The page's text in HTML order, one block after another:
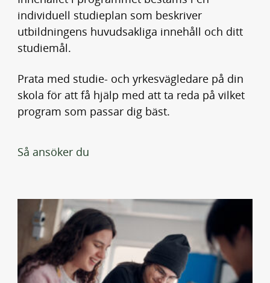
individuell studieplan som beskriver
utbildningens huvudsakliga innehåll och ditt
studiemål.
Prata med studie- och yrkesvägledare på din
skola för att få hjälp med att ta reda på vilket
program som passar dig bäst.
Så ansöker du